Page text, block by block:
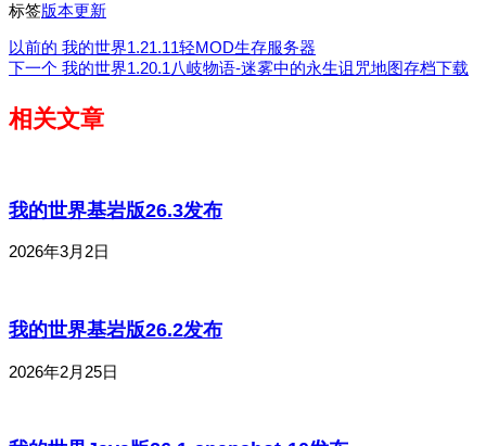
标签版本更新
以前的 我的世界1.21.11轻MOD生存服务器
下一个 我的世界1.20.1八岐物语-迷雾中的永生诅咒地图存档下载
相关文章
我的世界基岩版26.3发布
2026年3月2日
我的世界基岩版26.2发布
2026年2月25日